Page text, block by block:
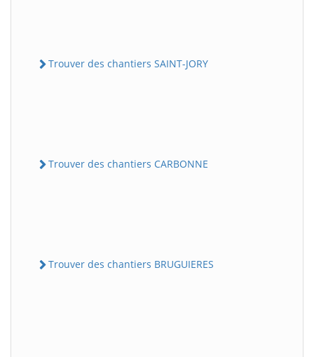
Trouver des chantiers SAINT-JORY
Trouver des chantiers CARBONNE
Trouver des chantiers BRUGUIERES